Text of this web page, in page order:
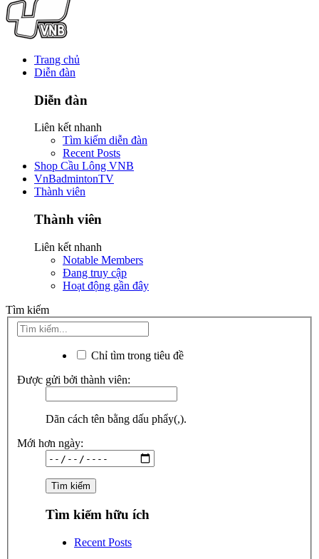
Trang chủ
Diễn đàn
Diễn đàn
Liên kết nhanh
Tìm kiếm diễn đàn
Recent Posts
Shop Cầu Lông VNB
VnBadmintonTV
Thành viên
Thành viên
Liên kết nhanh
Notable Members
Đang truy cập
Hoạt động gần đây
Tìm kiếm
Chỉ tìm trong tiêu đề
Được gửi bởi thành viên:
Dãn cách tên bằng dấu phẩy(,).
Mới hơn ngày:
Tìm kiếm hữu ích
Recent Posts